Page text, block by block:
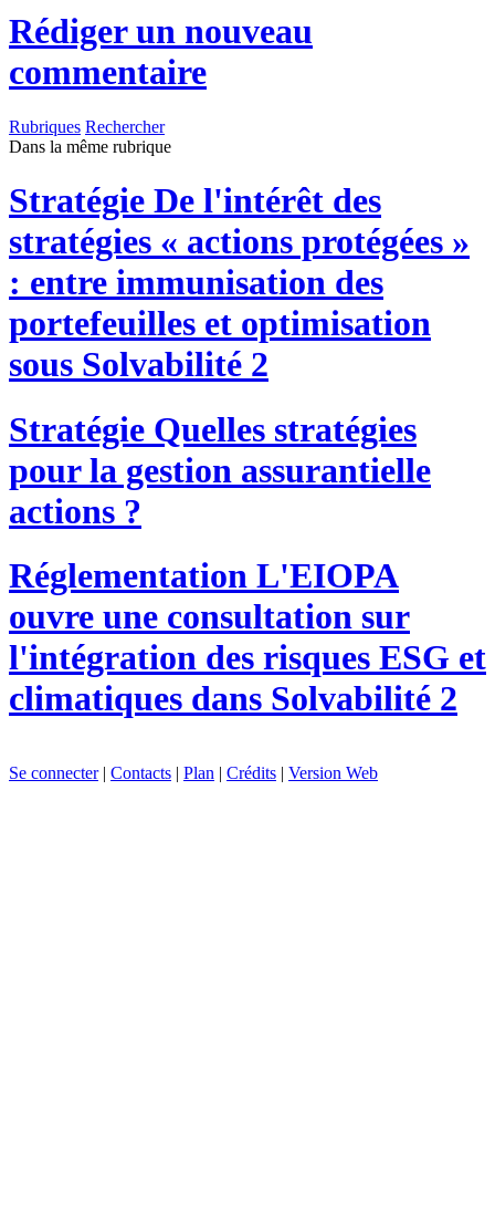
Rédiger un nouveau
commentaire
Rubriques Rechercher
Dans la même rubrique
Stratégie De l'intérêt des
stratégies « actions protégées »
: entre immunisation des
portefeuilles et optimisation
sous Solvabilité 2
Stratégie Quelles stratégies
pour la gestion assurantielle
actions ?
Réglementation L'EIOPA
ouvre une consultation sur
l'intégration des risques ESG et
climatiques dans Solvabilité 2
Se connecter| Contacts | Plan | Crédits | Version Web